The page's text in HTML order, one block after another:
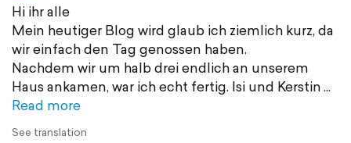
Hi ihr alle
Mein heutiger Blog wird glaub ich ziemlich kurz, da
wir einfach den Tag genossen haben.
Nachdem wir um halb drei endlich an unserem
Haus ankamen, war ich echt fertig. Isi und Kerstin
Read more
See translation